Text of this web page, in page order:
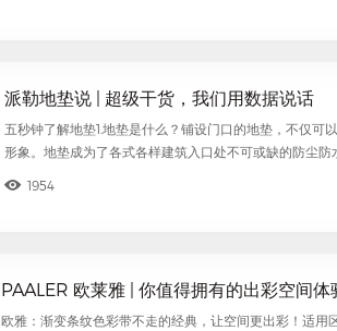
派勒地垫说 | 超级干货，我们用数据说话
五秒钟了解地垫1.地垫是什么？铺设门口的地垫，不仅可
形象。地垫成为了各式各样建筑入口处不可或缺的防尘防
1954
PAALER 欧莱雅 | 你值得拥有的出彩空间体
欧雅：渐变条纹色彩带不走的经典，让空间更出彩！适用